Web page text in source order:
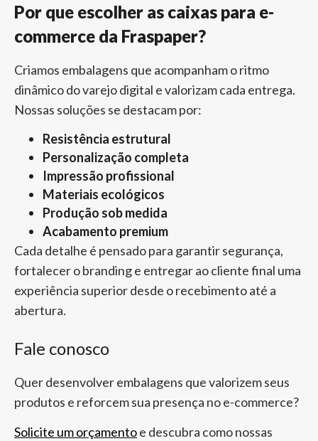
Por que escolher as caixas para e-
commerce da Fraspaper?
Criamos embalagens que acompanham o ritmo
dinâmico do varejo digital e valorizam cada entrega.
Nossas soluções se destacam por:
Resistência estrutural
Personalização completa
Impressão profissional
Materiais ecológicos
Produção sob medida
Acabamento premium
Cada detalhe é pensado para garantir segurança,
fortalecer o branding e entregar ao cliente final uma
experiência superior desde o recebimento até a
abertura.
Fale conosco
Quer desenvolver embalagens que valorizem seus
produtos e reforcem sua presença no e-commerce?
Solicite um orçamentoe descubra como nossas